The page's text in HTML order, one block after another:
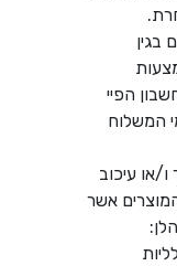
בגין
הפיי
המשלוח
או עיכוב
אשר